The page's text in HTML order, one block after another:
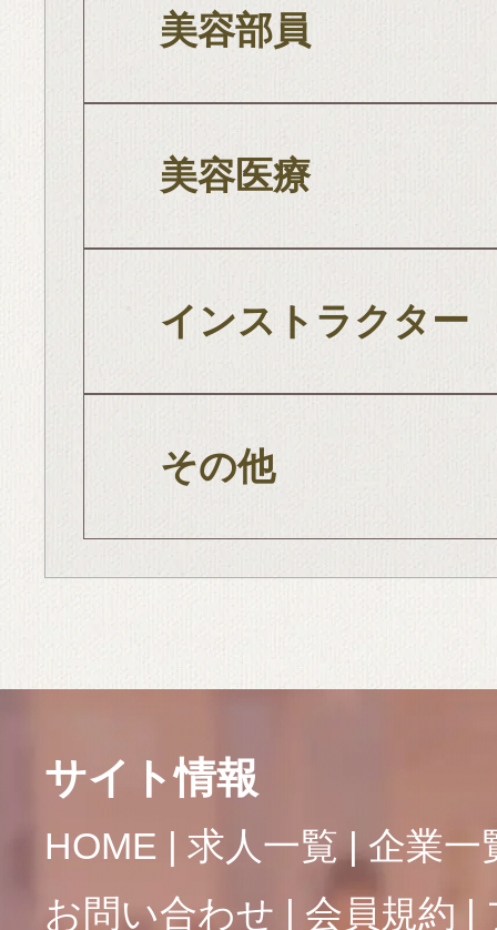
美容部員
美容医療
インストラクター
その他
サイト情報
HOME 求人一覧
企業一
お問い合わせ
会員規約